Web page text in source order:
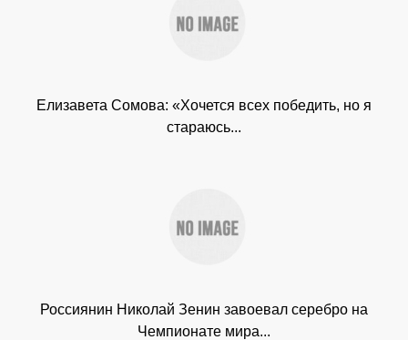
Елизавета Сомова: «Хочется всех победить, но я
стараюсь...
Россиянин Николай Зенин завоевал серебро на
Чемпионате мира...